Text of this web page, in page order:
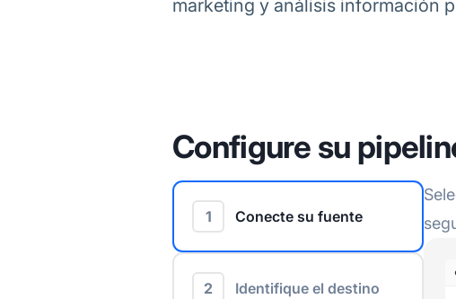
marketing y análisis información
Configure su
1 Conecte su fuente
2 Identifique el destino